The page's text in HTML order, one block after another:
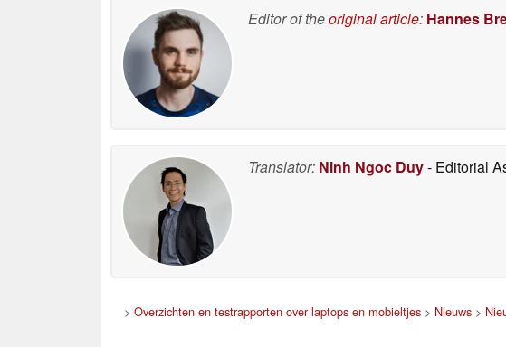
2026Editor of theoriginal article: Hannes
Translator: Ninh Ngoc Duy- Editorial
> Overzichten en testrapporten over laptops en mobieltjes> Nieuws>